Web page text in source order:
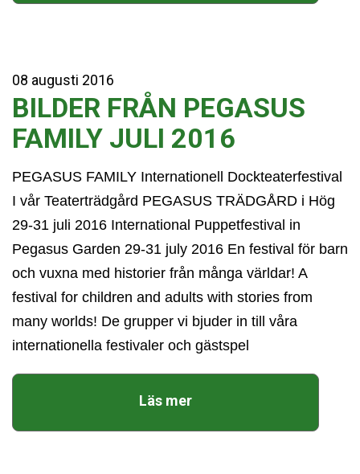
08 augusti 2016
BILDER FRÅN PEGASUS
FAMILY JULI 2016
PEGASUS FAMILY Internationell Dockteaterfestival
I vår Teaterträdgård PEGASUS TRÄDGÅRD i Hög
29-31 juli 2016 International Puppetfestival in
Pegasus Garden 29-31 july 2016 En festival för barn
och vuxna med historier från många världar! A
festival for children and adults with stories from
many worlds! De grupper vi bjuder in till våra
internationella festivaler och gästspel
Läs mer